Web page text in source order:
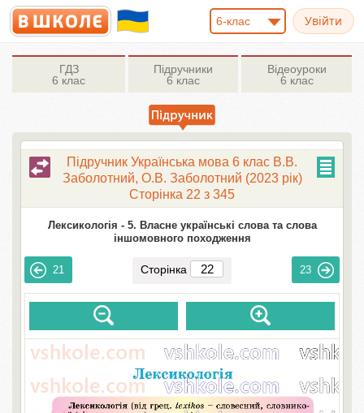
6-клас
ГДЗ
6 клас
Підручники
6 клас
Відеоуроки
6 клас
Підручник Українська мова 6 клас В.В.
Заболотний, О.В. Заболотний (2023 рік)
Сторінка 22 з 345
Лексикологія - 5. Власне українські слова та слова
іншомовного походження
21 Сторінка 23